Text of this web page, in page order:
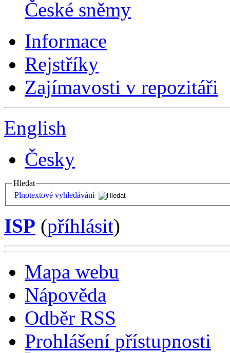
České sněmy
Informace
Rejstříky
Zajímavosti v repozitáři
English
Česky
Hledat
Plnotextové vyhledávání
ISP (příhlásit)
Mapa webu
Nápověda
Odběr RSS
Prohlášení přístupnosti